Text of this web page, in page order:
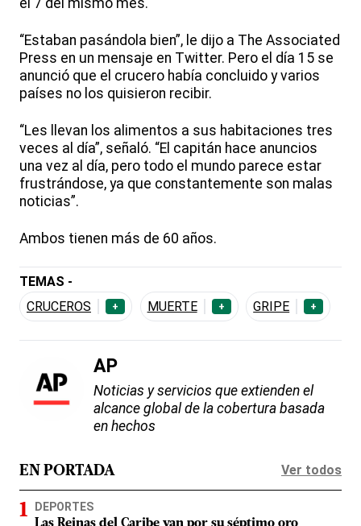
el 7 del mismo mes.
“Estaban pasándola bien”, le dijo a The Associated
Press en un mensaje en Twitter. Pero el día 15 se
anunció que el crucero había concluido y varios
países no los quisieron recibir.
“Les llevan los alimentos a sus habitaciones tres
veces al día”, señaló. “El capitán hace anuncios
una vez al día, pero todo el mundo parece estar
frustrándose, ya que constantemente son malas
noticias”.
Ambos tienen más de 60 años.
TEMAS -
CRUCEROS
+ MUERTE + GRIPE +
AP
Noticias y servicios que extienden el
alcance global de la cobertura basada
en hechos
EN PORTADA Ver todos
DEPORTES